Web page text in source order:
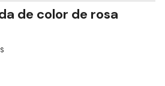
de color de rosa